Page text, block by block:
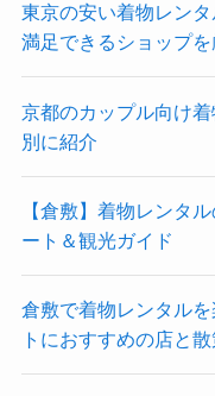
東京の安い着物レン
満足できるショップを
京都のカップル向け
別に紹介
【倉敷】着物レンタ
ート＆観光ガイド
倉敷で着物レンタル
トにおすすめの店と